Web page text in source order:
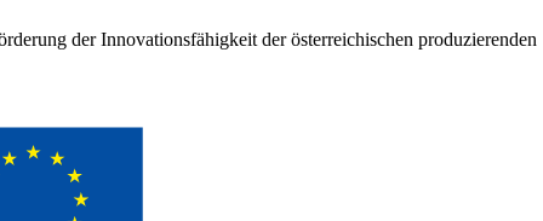
der Innovationsfähigkeit der österreichischen produzierenden